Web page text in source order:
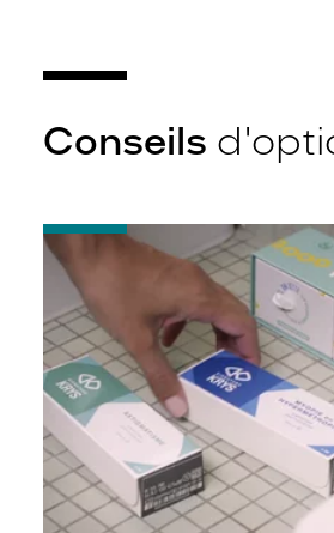
Conseils
-
Quelques
conseils
pour
débuter
avec
ses
lentilles